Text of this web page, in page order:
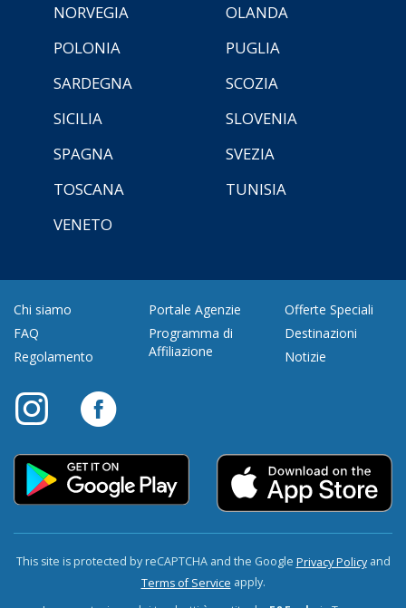
NORVEGIA
OLANDA
POLONIA
PUGLIA
SARDEGNA
SCOZIA
SICILIA
SLOVENIA
SPAGNA
SVEZIA
TOSCANA
TUNISIA
VENETO
Chi siamo
FAQ
Regolamento
Portale Agenzie
Programma di
Affiliazione
Offerte Speciali
Destinazioni
Notizie
This site is protected by reCAPTCHA and the Google Privacy Policyand
Terms of Service apply.